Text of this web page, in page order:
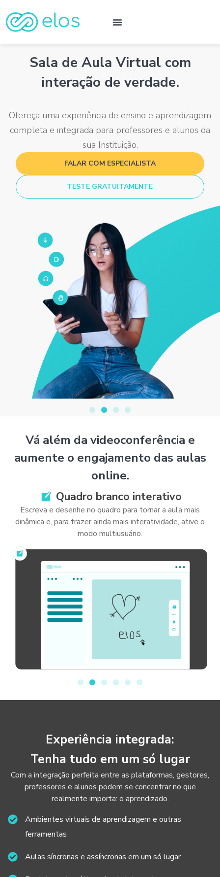
Sala de Aula Virtual com
interação de verdade.
Ofereça uma experiência de ensino e aprendizagem
completa e integrada para professores e alunos da
sua Instituição.
FALAR COM ESPECIALISTA
TESTE GRATUITAMENTE
Vá além da videoconferência e
aumente o engajamento das aulas
online.
Quadro branco interativo
Escreva e desenhe no quadro para tornar a aula mais
dinâmica e, para trazer ainda mais interatividade, ative o
modo multiusuário.
Experiência integrada:
Tenha tudo em um só lugar
Com a integração perfeita entre as plataformas, gestores,
professores e alunos podem se concentrar no que
realmente importa: o aprendizado.
Ambientes virtuais de aprendizagem e outras
ferramentas
Aulas síncronas e assíncronas em um só lugar